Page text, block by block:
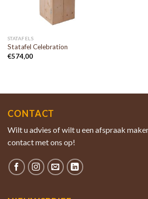
STATAFELS
Statafel Celebration
€574,00
CONTACT
Wilt u advies of wilt u een afspraak
contact met ons op!